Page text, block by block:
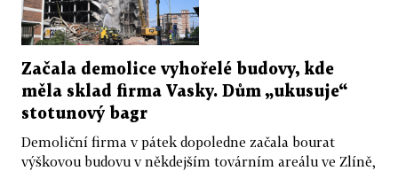
Začala demolice vyhořelé budovy, kde
měla sklad firma Vasky. Dům „ukusuje“
stotunový bagr
Demoliční firma v pátek dopoledne začala bourat
výškovou budovu v někdejším továrním areálu ve Zlíně,